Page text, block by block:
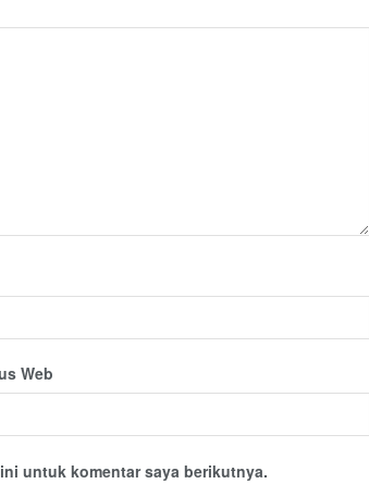
Web
untuk komentar saya berikutnya.